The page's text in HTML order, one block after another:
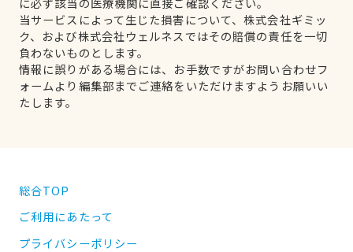
当サービスによって生じた損害について、株式会社ギミッ
ク、および株式会社ウェルネスではその賠償の責任を一切
負わないものとします。
情報に誤りがある場合には、お手数ですがお問い合わせフ
ォームより編集部までご連絡をいただけますようお願いい
たします。
総合TOP
ご利用にあたって
プライバシーポリシー